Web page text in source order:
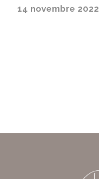
14 novembre 2022